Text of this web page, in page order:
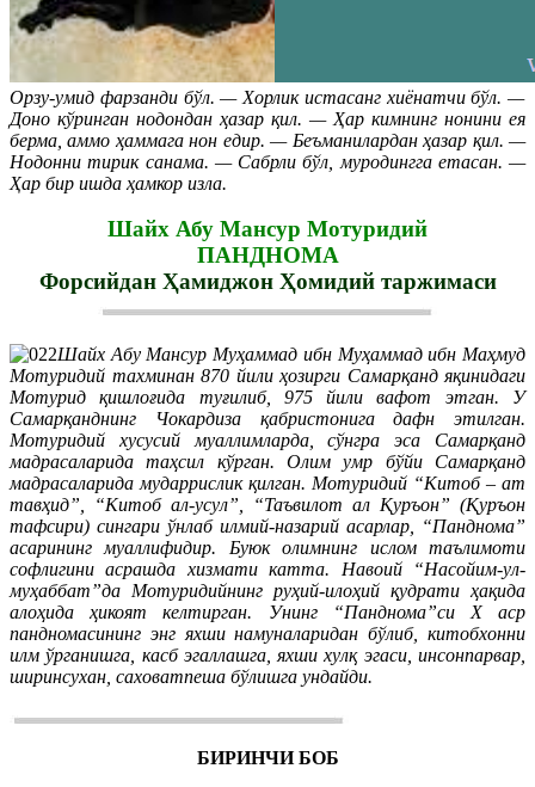
Орзу-умид фарзанди бўл. — Хорлик истасанг хиёнатчи бўл. —
Доно кўринган нодондан ҳазар қил. — Ҳар кимнинг нонини ея
берма, аммо ҳаммага нон едир. — Беъманилардан ҳазар қил. —
Нодонни тирик санама. — Сабрли бўл, муродингга етасан. —
Ҳар бир ишда ҳамкор изла.
Шайх Абу Мансур Мотуридий
ПАНДНОМА
Форсийдан Ҳамиджон Ҳомидий таржимаси
Шайх Абу Мансур Муҳаммад ибн Муҳаммад ибн Маҳмуд
Мотуридий тахминан 870 йили ҳозирги Самарқанд яқинидаги
Мотурид қишлоғида туғилиб, 975 йили вафот этган. У
Самарқанднинг Чокардиза қабристонига дафн этилган.
Мотуридий хусусий муаллимларда, сўнгра эса Самарқанд
мадрасаларида таҳсил кўрган. Олим умр бўйи Самарқанд
мадрасаларида мударрислик қилган. Мотуридий “Китоб – ат
тавҳид”, “Китоб ал-усул”, “Таъвилот ал Қуръон” (Қуръон
тафсири) сингари ўнлаб илмий-назарий асарлар, “Панднома”
асарининг муаллифидир. Буюк олимнинг ислом таълимоти
софлигини асрашда хизмати катта. Навоий “Насойим-ул-
муҳаббат”да Мотуридийнинг руҳий-илоҳий қудрати ҳақида
алоҳида ҳикоят келтирган. Унинг “Панднома”си Х аср
пандномасининг энг яхши намуналаридан бўлиб, китобхонни
илм ўрганишга, касб эгаллашга, яхши хулқ эгаси, инсонпарвар,
ширинсухан, саховатпеша бўлишга ундайди.
БИРИНЧИ БОБ